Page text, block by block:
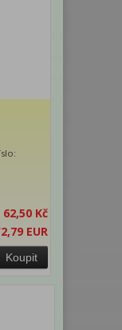
62,50 Kč
EUR
Koupit